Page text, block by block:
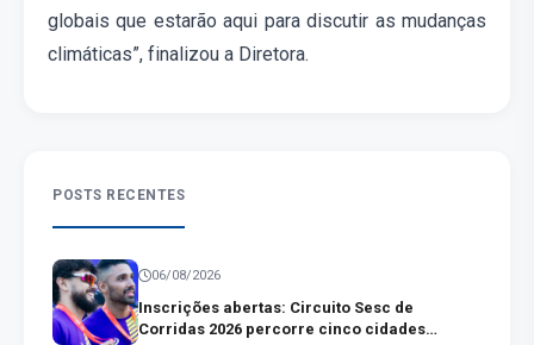
globais que estarão aqui para discutir as mudanças
climáticas”, finalizou a Diretora.
POSTS RECENTES
06/08/2026
Inscrições abertas: Circuito Sesc de
Corridas 2026 percorre cinco cidades